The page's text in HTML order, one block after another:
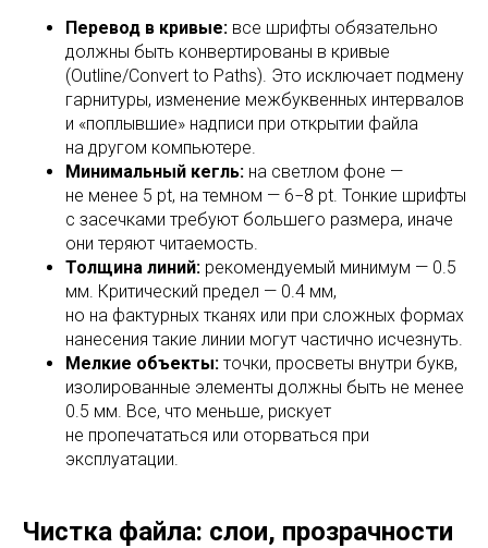
Перевод в кривые: все шрифты обязательно
должны быть конвертированы в кривые
(Outline/Convert to Paths). Это исключает подмену
гарнитуры, изменение межбуквенных интервалов
и «поплывшие» надписи при открытии файла
на другом компьютере.
Минимальный кегль: на светлом фоне —
не менее 5 pt, на темном — 6−8 pt. Тонкие шрифты
с засечками требуют большего размера, иначе
они теряют читаемость.
Толщина линий: рекомендуемый минимум — 0.5
мм. Критический предел — 0.4 мм,
но на фактурных тканях или при сложных формах
нанесения такие линии могут частично исчезнуть.
Мелкие объекты: точки, просветы внутри букв,
изолированные элементы должны быть не менее
0.5 мм. Все, что меньше, рискует
не пропечататься или оторваться при
эксплуатации.
Чистка файла: слои, прозрачности